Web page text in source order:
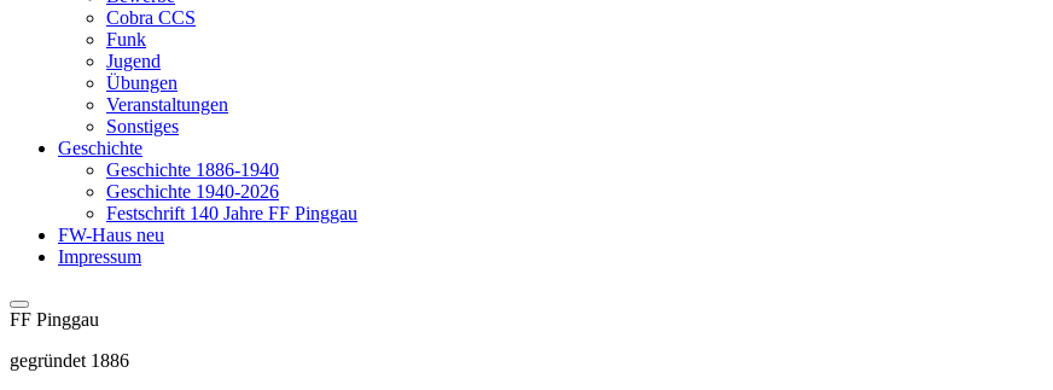
Cobra CCS
Funk
Jugend
Übungen
Veranstaltungen
Sonstiges
Geschichte
Geschichte 1886-1940
Geschichte 1940-2026
Festschrift 140 Jahre FF Pinggau
FW-Haus neu
Impressum
FF Pinggau
gegründet 1886